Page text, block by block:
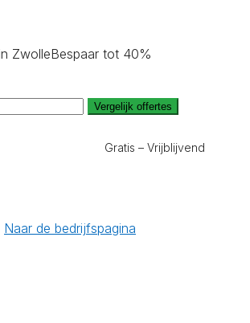
ZwolleBespaar tot 40%
Vergelijk offertes
Gratis – Vrijblijvend
Naar de bedrijfspagina